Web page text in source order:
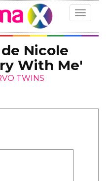
Toggle
Nicole
With Me'
TWINS